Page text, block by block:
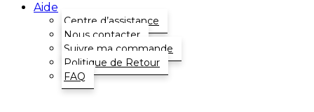
Aide
Centre d’assistance
Nous contacter
Suivre ma commande
Politique de Retour
FAQ